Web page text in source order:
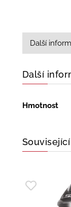
Další
Další
Hmotnost